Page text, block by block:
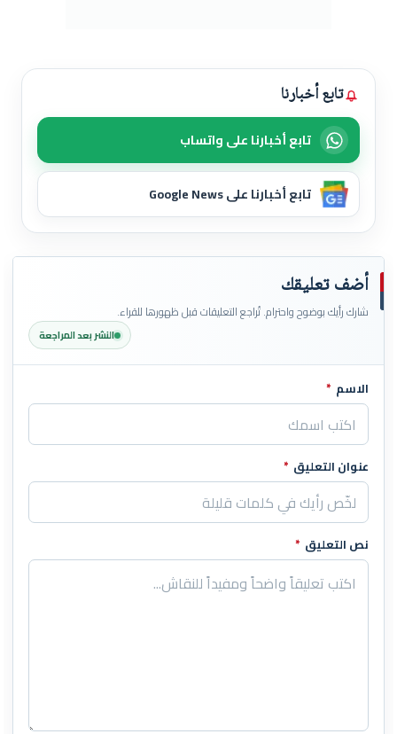
تابع أخبارنا
تابع أخبارنا على واتساب
تابع أخبارنا على Google News
أضف تعليقك
شارك رأيك بوضوح واحترام. تُراجع التعليقات قبل ظهورها للقراء.
النشر بعد المراجعة
اترك هذا الحقل فارغاً
الاسم *
عنوان التعليق *
نص التعليق *